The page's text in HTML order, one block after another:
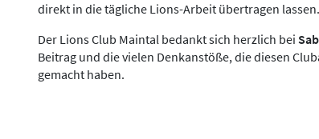
direkt in die tägliche Lions-Arbeit übertragen lassen.
Der Lions Club Maintal bedankt sich herzlich bei
Beitrag und die vielen Denkanstöße, die diesen
gemacht haben.